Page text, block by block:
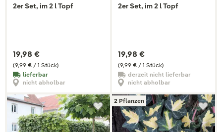
2er Set, im 2 l Topf
(9,99 € / 1 Stück)
19,98 €
lieferbar
nicht abholbar
2er Set, im 2 l Topf
(9,99 € / 1 Stück)
19,98 €
derzeit nicht lieferbar
nicht abholbar
2 Pflanzen